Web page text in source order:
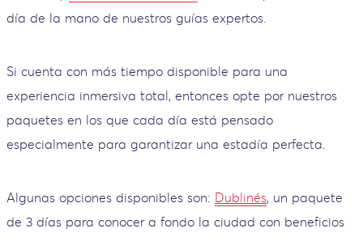
día de la mano de nuestros guías expertos.
Si cuenta con más tiempo disponible para una
experiencia inmersiva total, entonces opte por nuestros
paquetes en los que cada día está pensado
especialmente para garantizar una estadía perfecta.
Algunas opciones disponibles son: Dublinés, un paquete
de 3 días para conocer a fondo la ciudad con beneficios